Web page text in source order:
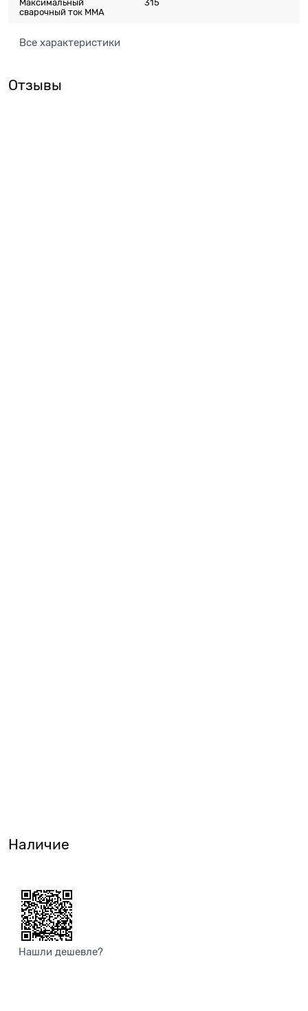
Максимальный
сварочный ток ММА
315
Все характеристики
Отзывы
Наличие
Нашли дешевле?